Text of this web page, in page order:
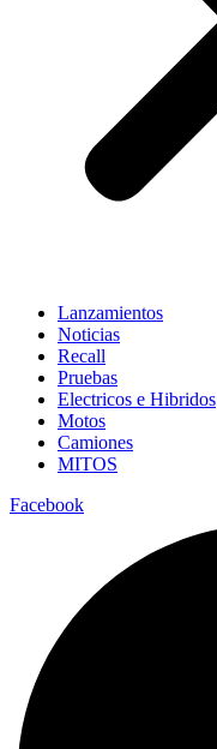
Lanzamientos
Noticias
Recall
Pruebas
Electricos e Hibridos
Motos
Camiones
MITOS
Facebook